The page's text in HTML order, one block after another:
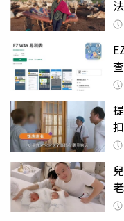
淚